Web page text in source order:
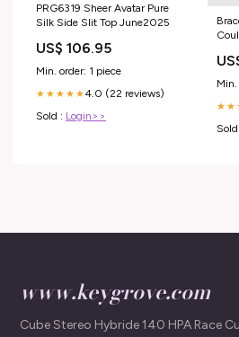
PRG6319 Sheer Avatar Pure
Silk Side Slit Top June2025
US$ 106.95
Min. order: 1 piece
★★★★★4.0 (22 reviews)
Sold : Login>>
Min.
Sold
www.keygrove.com
Cube Stereo Hybride 140 HPA Race